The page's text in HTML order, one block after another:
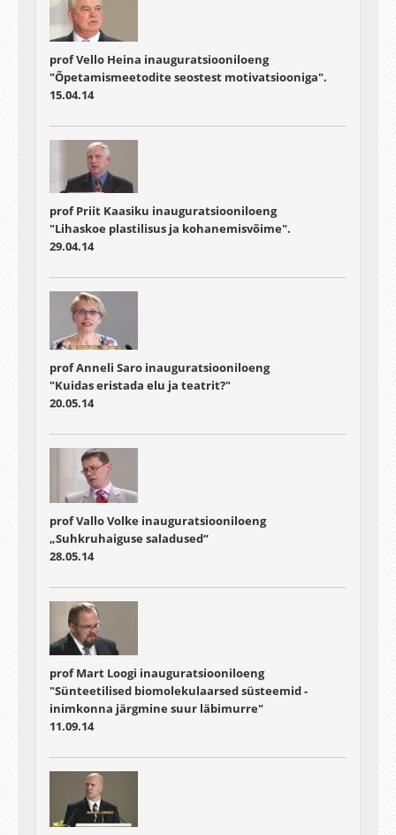
prof Vello Heina inauguratsiooniloeng
"Õpetamismeetodite seostest motivatsiooniga".
15.04.14
prof Priit Kaasiku inauguratsiooniloeng
"Lihaskoe plastilisus ja kohanemisvõime".
29.04.14
prof Anneli Saro inauguratsiooniloeng
"Kuidas eristada elu ja teatrit?"
20.05.14
prof Vallo Volke inauguratsiooniloeng
„Suhkruhaiguse saladused“
28.05.14
prof Mart Loogi inauguratsiooniloeng
"Sünteetilised biomolekulaarsed süsteemid -
inimkonna järgmine suur läbimurre"
11.09.14